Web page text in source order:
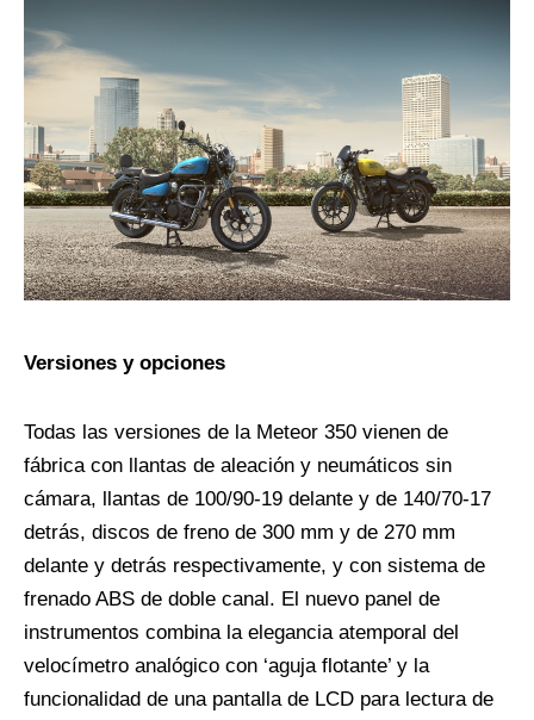
Versiones y opciones
Todas las versiones de la Meteor 350 vienen de
fábrica con llantas de aleación y neumáticos sin
cámara, llantas de 100/90-19 delante y de 140/70-17
detrás, discos de freno de 300 mm y de 270 mm
delante y detrás respectivamente, y con sistema de
frenado ABS de doble canal. El nuevo panel de
instrumentos combina la elegancia atemporal del
velocímetro analógico con ‘aguja flotante’ y la
funcionalidad de una pantalla de LCD para lectura de